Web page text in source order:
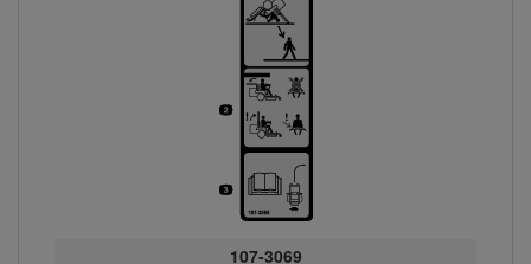
107-3069